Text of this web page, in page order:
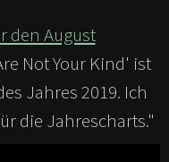
den August
Not Your Kind' ist
Jahres 2019. Ich
die Jahrescharts."